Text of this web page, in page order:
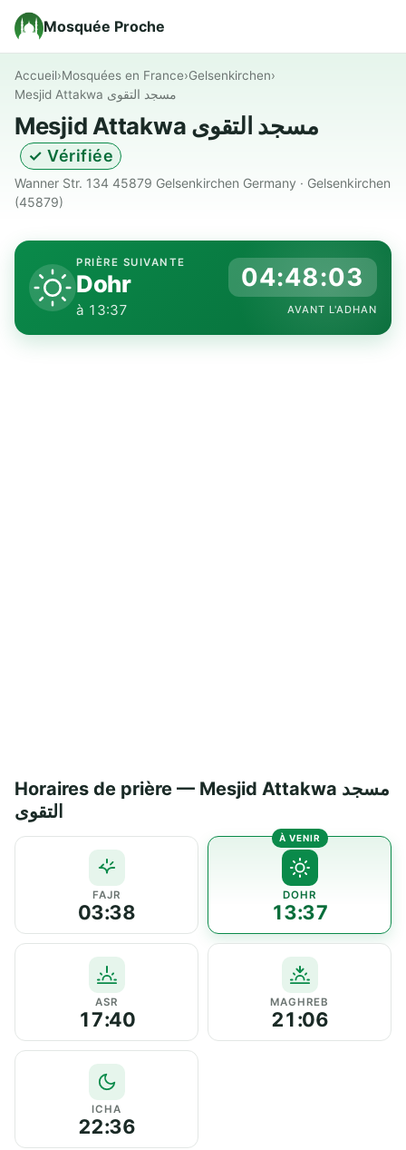
Mosquée Proche
Accueil›Mosquées en France›Gelsenkirchen›
Mesjid Attakwa مسجد التقوى
Mesjid Attakwa مسجد التقوى
✓ Vérifiée
Wanner Str. 134 45879 Gelsenkirchen Germany · Gelsenkirchen
(45879)
PRIÈRE SUIVANTE
Dohr
à 13:37
04:48:02
AVANT L'ADHAN
Horaires de prière — Mesjid Attakwa مسجد
التقوى
FAJR
03:38
DOHR
13:37
ASR
17:40
MAGHREB
21:06
ICHA
22:36